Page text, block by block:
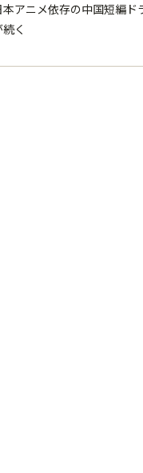
本アニメ依存の中国短編ド
く